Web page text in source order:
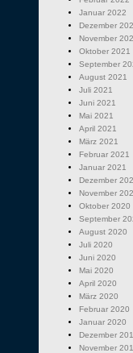
Januar 2022
Dezember
November
Oktober 2021
September
August 2021
Juli 2021
Juni 2021
Mai 2021
April 2021
März 2021
Februar 2021
Januar 2021
Dezember
November
Oktober 2020
September
August 2020
Juli 2020
Juni 2020
Mai 2020
April 2020
März 2020
Februar 2020
Januar 2020
Dezember
November